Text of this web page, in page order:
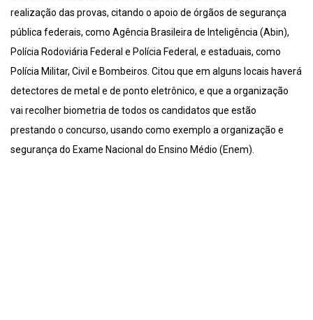
realização das provas, citando o apoio de órgãos de segurança
pública federais, como Agência Brasileira de Inteligência (Abin),
Polícia Rodoviária Federal e Polícia Federal, e estaduais, como
Polícia Militar, Civil e Bombeiros. Citou que em alguns locais haverá
detectores de metal e de ponto eletrônico, e que a organização
vai recolher biometria de todos os candidatos que estão
prestando o concurso, usando como exemplo a organização e
segurança do Exame Nacional do Ensino Médio (Enem).